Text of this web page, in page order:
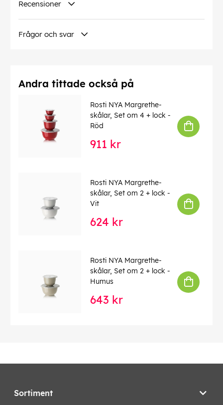
Recensioner
Frågor och svar
Andra tittade också på
Rosti NYA Margrethe-
skålar, Set om 4 + lock -
Röd
911 kr
Rosti NYA Margrethe-
skålar, Set om 2 + lock -
Vit
624 kr
Rosti NYA Margrethe-
skålar, Set om 2 + lock -
Humus
643 kr
Sortiment